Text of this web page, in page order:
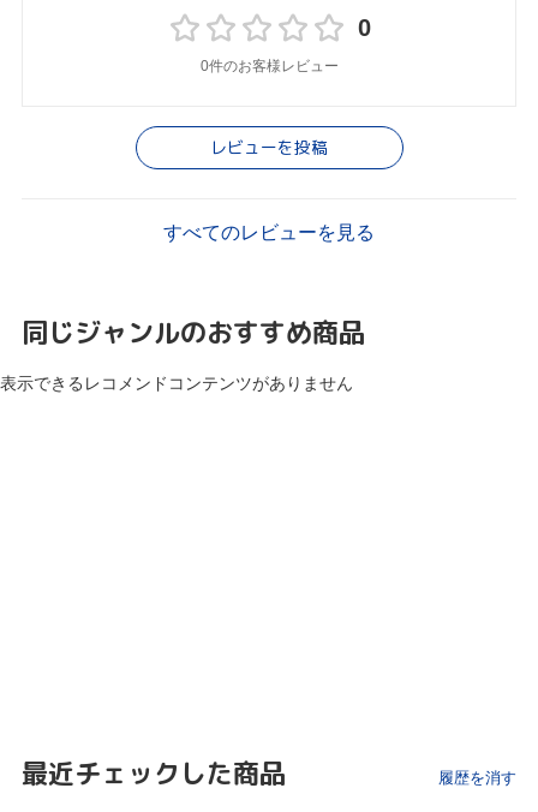
0
0件のお客様レビュー
レビューを投稿
すべてのレビューを見る
同じジャンルのおすすめ商品
表示できるレコメンドコンテンツがありません
最近チェックした商品 履歴を消す